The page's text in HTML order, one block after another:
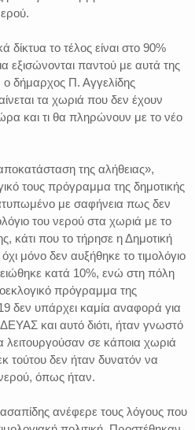
το τέλος είναι στο 90%
εξισώνονται παντού με αυτά της
δήμαρχος Π. Αγγελίδης
τα χωριά που δεν έχουν
και τι θα πληρώνουν με το νέο
της αλήθειας»,
τους πρόγραμμα της δημοτικής
με σαφήνεια πως δεν
του νερού στα χωριά με το
κάτι που το τήρησε η Δημοτική
μόνο δεν αυξήθηκε το τιμολόγιο
κατά 10%, ενώ στη πόλη
πρόγραμμα της
δεν υπάρχει καμία αναφορά για
ΔΕΥΑΣ και αυτό διότι, ήταν γνωστό
λειτουργούσαν σε κάποια χωριά
τούτου δεν ήταν δυνατόν να
νερού, όπως ήταν.
ανέφερε τους λόγους που